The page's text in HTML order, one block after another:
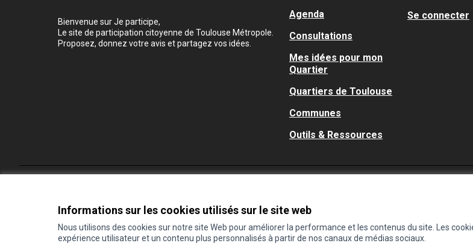
Informations sur les cookies utilisés sur le site web
Nous utilisons des cookies sur notre site Web pour améliorer la performance et les contenus du site. Les
expérience utilisateur et un contenu plus personnalisés à partir de nos canaux de médias sociaux.
Bienvenue sur Je participe,
Le site de participation citoyenne de Toulouse Métropole.
Proposez, donnez votre avis et partagez vos idées.
Agenda
Consultations
Mes idées pour mon
Quartier
Quartiers de Toulouse
Communes
Outils & Ressources
Se connecter